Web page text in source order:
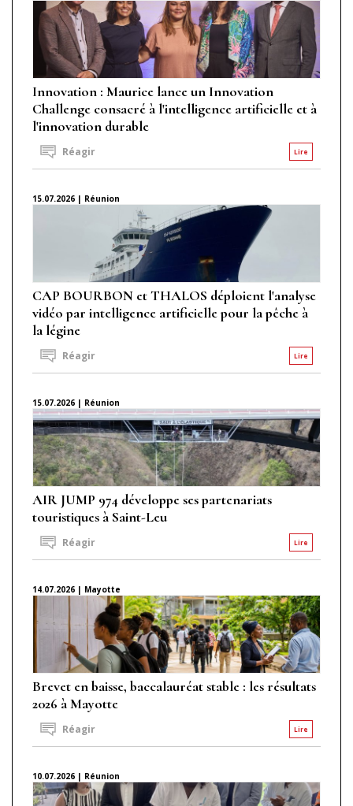
Innovation : Maurice lance un Innovation
Challenge consacré à l'intelligence artificielle et à
l'innovation durable
Lire
Réagir
15.07.2026 | Réunion
CAP BOURBON et THALOS déploient l'analyse
vidéo par intelligence artificielle pour la pêche à
la légine
Lire
Réagir
15.07.2026 | Réunion
AIR JUMP 974 développe ses partenariats
touristiques à Saint-Leu
Lire
Réagir
14.07.2026 | Mayotte
Brevet en baisse, baccalauréat stable : les résultats
2026 à Mayotte
Lire
Réagir
10.07.2026 | Réunion